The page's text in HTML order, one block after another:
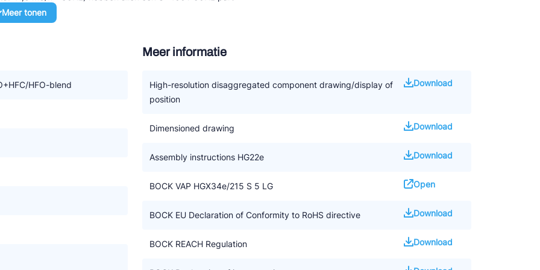
als HFC koudemiddelen
esterolie BOCKlub E85 worden gebruikt
met een frequentie omvormer
koudemiddelen (A1)
Meer tonen
HFO-blend
Meer informatie
High-resolution disaggregated component drawing/display of
position
Download
Dimensioned drawing Download
Assembly instructions HG22e Download
BOCK VAP HGX34e/215 S 5 LG Open
BOCK EU Declaration of Conformity to RoHS directive Download
BOCK REACH Regulation Download